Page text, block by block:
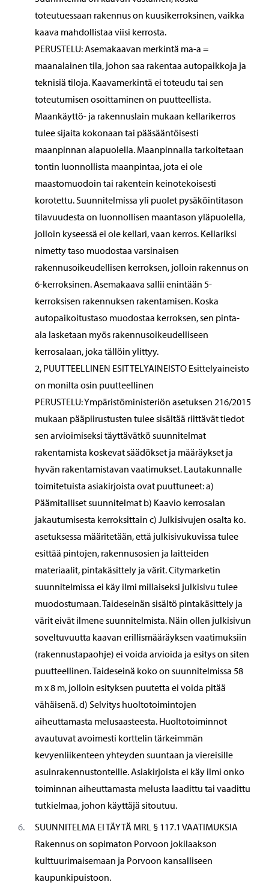
toteutuessaan rakennus on kuusikerroksinen, vaikka
kaava mahdollistaa viisi kerrosta.
PERUSTELU: Asemakaavan merkintä ma-a =
maanalainen tila, johon saa rakentaa autopaikkoja ja
teknisiä tiloja. Kaavamerkintä ei toteudu tai sen
toteutumisen osoittaminen on puutteellista.
Maankäyttö- ja rakennuslain mukaan kellarikerros
tulee sijaita kokonaan tai pääsääntöisesti
maanpinnan alapuolella. Maanpinnalla tarkoitetaan
tontin luonnollista maanpintaa, jota ei ole
maastomuodoin tai rakentein keinotekoisesti
korotettu. Suunnitelmissa yli puolet pysäköintitason
tilavuudesta on luonnollisen maantason yläpuolella,
jolloin kyseessä ei ole kellari, vaan kerros. Kellariksi
nimetty taso muodostaa varsinaisen
rakennusoikeudellisen kerroksen, jolloin rakennus on
6-kerroksinen. Asemakaava sallii enintään 5-
kerroksisen rakennuksen rakentamisen. Koska
autopaikoitustaso muodostaa kerroksen, sen pinta-
ala lasketaan myös rakennusoikeudelliseen
kerrosalaan, joka tällöin ylittyy.
2, PUUTTEELLINEN ESITTELYAINEISTO Esittelyaineisto
on monilta osin puutteellinen
PERUSTELU: Ympäristöministeriön asetuksen 216/2015
mukaan pääpiirustusten tulee sisältää riittävät tiedot
sen arvioimiseksi täyttävätkö suunnitelmat
rakentamista koskevat säädökset ja määräykset ja
hyvän rakentamistavan vaatimukset. Lautakunnalle
toimitetuista asiakirjoista ovat puuttuneet: a)
Päämitalliset suunnitelmat b) Kaavio kerrosalan
jakautumisesta kerroksittain c) Julkisivujen osalta ko.
asetuksessa määritetään, että julkisivukuvissa tulee
esittää pintojen, rakennusosien ja laitteiden
materiaalit, pintakäsittely ja värit. Citymarketin
suunnitelmissa ei käy ilmi millaiseksi julkisivu tulee
muodostumaan. Taideseinän sisältö pintakäsittely ja
värit eivät ilmene suunnitelmista. Näin ollen julkisivun
soveltuvuutta kaavan erillismääräyksen vaatimuksiin
(rakennustapaohje) ei voida arvioida ja esitys on siten
puutteellinen. Taideseinä koko on suunnitelmissa 58
m x 8 m, jolloin esityksen puutetta ei voida pitää
vähäisenä. d) Selvitys huoltotoimintojen
aiheuttamasta melusaasteesta. Huoltotoiminnot
avautuvat avoimesti korttelin tärkeimmän
kevyenliikenteen yhteyden suuntaan ja viereisille
asuinrakennustonteille. Asiakirjoista ei käy ilmi onko
toiminnan aiheuttamasta melusta laadittu tai vaadittu
tutkielmaa, johon käyttäjä sitoutuu.
SUUNNITELMA EI TÄYTÄ MRL § 117.1 VAATIMUKSIA
Rakennus on sopimaton Porvoon jokilaakson
kulttuurimaisemaan ja Porvoon kansalliseen
kaupunkipuistoon.